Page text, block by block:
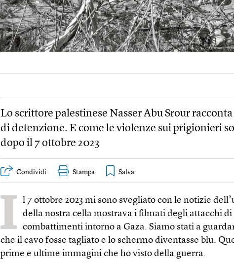
Lo scrittore palestinese Nasser Abu Srour
di detenzione. E come le violenze sui prigionieri
dopo il 7 ottobre 2023
Condividi Stampa
I l 7 ottobre 2023 mi sono svegliato con le notizie
della nostra cella mostrava i filmati degli attacchi di
combattimenti intorno a Gaza. Siamo stati a
che il cavo fosse tagliato e lo schermo diventasse blu.
prime e ultime immagini che ho visto della guerra.